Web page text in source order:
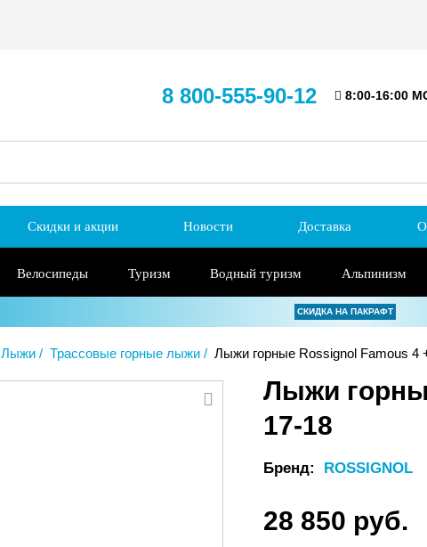
8 800-555-90-12 8:00-16:00
Скидки и акции Новости Доставка
Велосипеды Туризм Водный туризм Альпинизм
СКИДКА НА ПАКРАФТ
Лыжи Трассовые горные лыжи Лыжи горные Rossignol Famous 4
Лыжи
17-18
Бренд: ROSSIGNOL
28 850 руб.